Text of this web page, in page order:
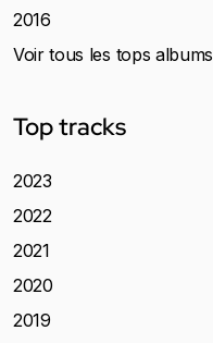
2016
Voir tous les tops albums
Top tracks
2023
2022
2021
2020
2019